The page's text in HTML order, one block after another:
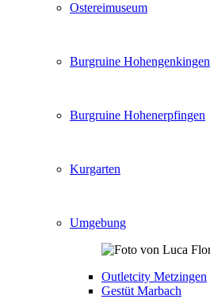
Ostereimuseum
Burgruine Hohengenkingen
Burgruine Hohenerpfingen
Kurgarten
Umgebung
Outletcity Metzingen
Gestüt Marbach